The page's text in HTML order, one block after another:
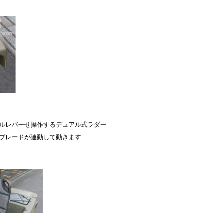
レバーせ操作するデュアル式ラダー
レードが連動して動きます